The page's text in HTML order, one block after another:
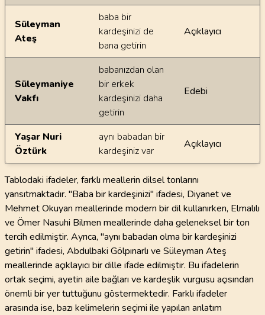
Süleyman
Ateş
baba bir
kardeşinizi de
bana getirin
Açıklayıcı
Süleymaniye
Vakfı
babanızdan olan
bir erkek
kardeşinizi daha
getirin
Edebi
Yaşar Nuri
Öztürk
aynı babadan bir
kardeşiniz var
Açıklayıcı
Tablodaki ifadeler, farklı meallerin dilsel tonlarını
yansıtmaktadır. "Baba bir kardeşinizi" ifadesi, Diyanet ve
Mehmet Okuyan meallerinde modern bir dil kullanırken, Elmalılı
ve Ömer Nasuhi Bilmen meallerinde daha geleneksel bir ton
tercih edilmiştir. Ayrıca, "aynı babadan olma bir kardeşinizi
getirin" ifadesi, Abdulbaki Gölpınarlı ve Süleyman Ateş
meallerinde açıklayıcı bir dille ifade edilmiştir. Bu ifadelerin
ortak seçimi, ayetin aile bağları ve kardeşlik vurgusu açısından
önemli bir yer tuttuğunu göstermektedir. Farklı ifadeler
arasında ise, bazı kelimelerin seçimi ile yapılan anlatım